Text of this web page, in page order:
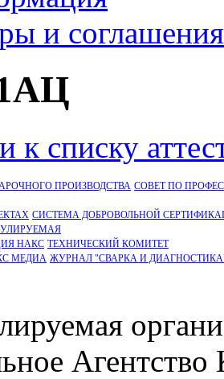
и соглашения
к списку
ПРОИЗВОДСТВА СОВЕТ ПО
СИСТЕМА ДОБРОВОЛЬНОЙ
НАКС ТЕХНИЧЕСКИЙ КОМИТЕТ
МЕДИА ЖУРНАЛ "СВАРКА И
Агентство